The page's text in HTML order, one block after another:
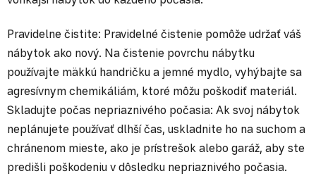
Pravidelne čistite: Pravidelné čistenie pomôže udržať váš
nábytok ako nový. Na čistenie povrchu nábytku
používajte mäkkú handričku a jemné mydlo, vyhýbajte sa
agresívnym chemikáliám, ktoré môžu poškodiť materiál.
Skladujte počas nepriaznivého počasia: Ak svoj nábytok
neplánujete používať dlhší čas, uskladnite ho na suchom a
chránenom mieste, ako je prístrešok alebo garáž, aby ste
predišli poškodeniu v dôsledku nepriaznivého počasia.